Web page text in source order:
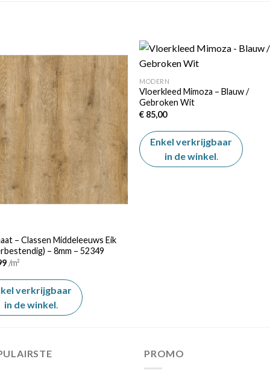
wishlist
– Classen Middeleeuws Eik
– 8mm – 52349
/m²
verkrijgbaar
in de winkel
MODERN
Vloerkleed Mimoza – Blauw /
Gebroken Wit
€ 85,00
Enkel verkrijgbaar
in de winkel.
PROMO